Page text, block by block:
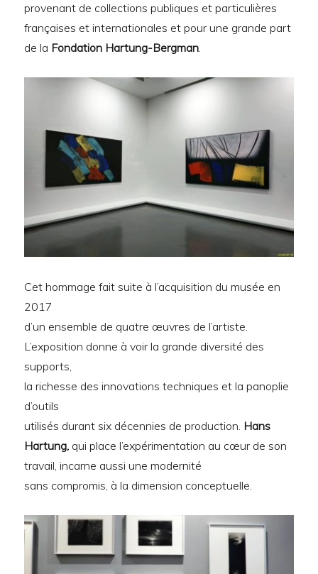
provenant de collections publiques et particulières
françaises et internationales et pour une grande part
de la Fondation Hartung-Bergman.
Cet hommage fait suite à l’acquisition du musée en
2017
d’un ensemble de quatre œuvres de l’artiste.
L’exposition donne à voir la grande diversité des
supports,
la richesse des innovations techniques et la panoplie
d’outils
utilisés durant six décennies de production. Hans
Hartung, qui place l’expérimentation au cœur de son
travail, incarne aussi une modernité
sans compromis, à la dimension conceptuelle.